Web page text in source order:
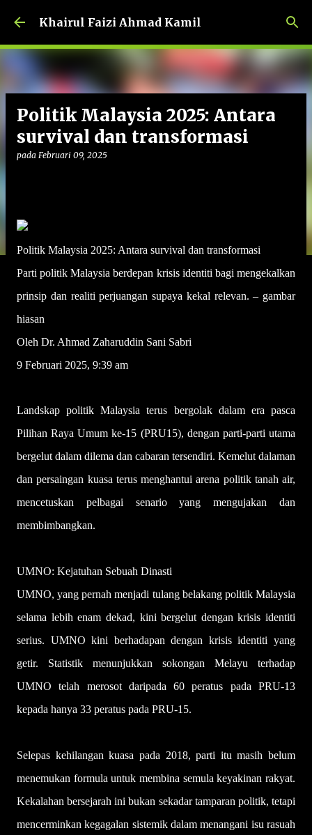
Langkau ke kandungan utama
Khairul Faizi Ahmad Kamil
Politik Malaysia 2025: Antara
survival dan transformasi
pada Februari 09, 2025
Politik Malaysia 2025: Antara survival dan transformasi
Parti politik Malaysia berdepan krisis identiti bagi mengekalkan
prinsip dan realiti perjuangan supaya kekal relevan. – gambar
hiasan
Oleh Dr. Ahmad Zaharuddin Sani Sabri
9 Februari 2025, 9:39 am
Landskap politik Malaysia terus bergolak dalam era pasca
Pilihan Raya Umum ke-15 (PRU15), dengan parti-parti utama
bergelut dalam dilema dan cabaran tersendiri. Kemelut dalaman
dan persaingan kuasa terus menghantui arena politik tanah air,
mencetuskan pelbagai senario yang mengujakan dan
membimbangkan.
UMNO: Kejatuhan Sebuah Dinasti
UMNO, yang pernah menjadi tulang belakang politik Malaysia
selama lebih enam dekad, kini bergelut dengan krisis identiti
serius. UMNO kini berhadapan dengan krisis identiti yang
getir. Statistik menunjukkan sokongan Melayu terhadap
UMNO telah merosot daripada 60 peratus pada PRU-13
kepada hanya 33 peratus pada PRU-15.
Selepas kehilangan kuasa pada 2018, parti itu masih belum
menemukan formula untuk membina semula keyakinan rakyat.
Kekalahan bersejarah ini bukan sekadar tamparan politik, tetapi
mencerminkan kegagalan sistemik dalam menangani isu rasuah